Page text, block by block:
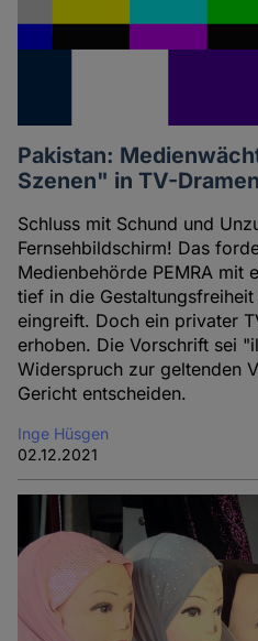
Pakistan:
Szenen" in TV-Dramen
Schluss mit Schund und
Fernsehbildschirm! Das
Medienbehörde PEMRA mit
tief in die
eingreift. Doch ein privater
erhoben. Die Vorschrift sei
Widerspruch zur geltenden
Gericht entscheiden.
Inge Hüsgen
02.12.2021